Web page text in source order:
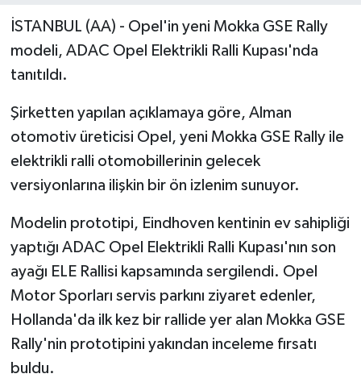
İSTANBUL (AA) - Opel'in yeni Mokka GSE Rally
modeli, ADAC Opel Elektrikli Ralli Kupası'nda
tanıtıldı.
Şirketten yapılan açıklamaya göre, Alman
otomotiv üreticisi Opel, yeni Mokka GSE Rally ile
elektrikli ralli otomobillerinin gelecek
versiyonlarına ilişkin bir ön izlenim sunuyor.
Modelin prototipi, Eindhoven kentinin ev sahipliği
yaptığı ADAC Opel Elektrikli Ralli Kupası'nın son
ayağı ELE Rallisi kapsamında sergilendi. Opel
Motor Sporları servis parkını ziyaret edenler,
Hollanda'da ilk kez bir rallide yer alan Mokka GSE
Rally'nin prototipini yakından inceleme fırsatı
buldu.